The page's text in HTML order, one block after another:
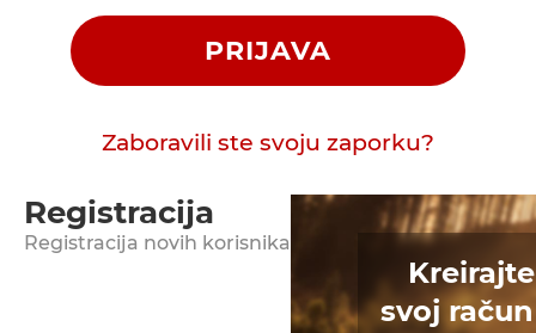
PRIJAVA
Zaboravili ste svoju zaporku?
Registracija
Registracija novih korisnika
Kreirajte
svoj